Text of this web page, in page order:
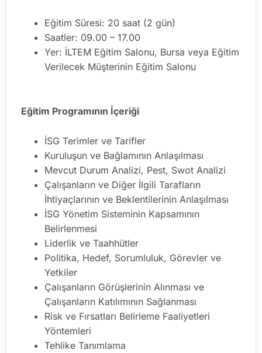
Eğitim Süresi: 20 saat (2 gün)
Saatler: 09.00 – 17.00
Yer: İLTEM Eğitim Salonu, Bursa veya Eğitim
Verilecek Müşterinin Eğitim Salonu
Eğitim Programının İçeriği
İSG Terimler ve Tarifler
Kuruluşun ve Bağlamının Anlaşılması
Mevcut Durum Analizi, Pest, Swot Analizi
Çalışanların ve Diğer İlgili Tarafların
İhtiyaçlarının ve Beklentilerinin Anlaşılması
İSG Yönetim Sisteminin Kapsamının
Belirlenmesi
Liderlik ve Taahhütler
Politika, Hedef, Sorumluluk, Görevler ve
Yetkiler
Çalışanların Görüşlerinin Alınması ve
Çalışanların Katılımının Sağlanması
Risk ve Fırsatları Belirleme Faaliyetleri
Yöntemleri
Tehlike Tanımlama